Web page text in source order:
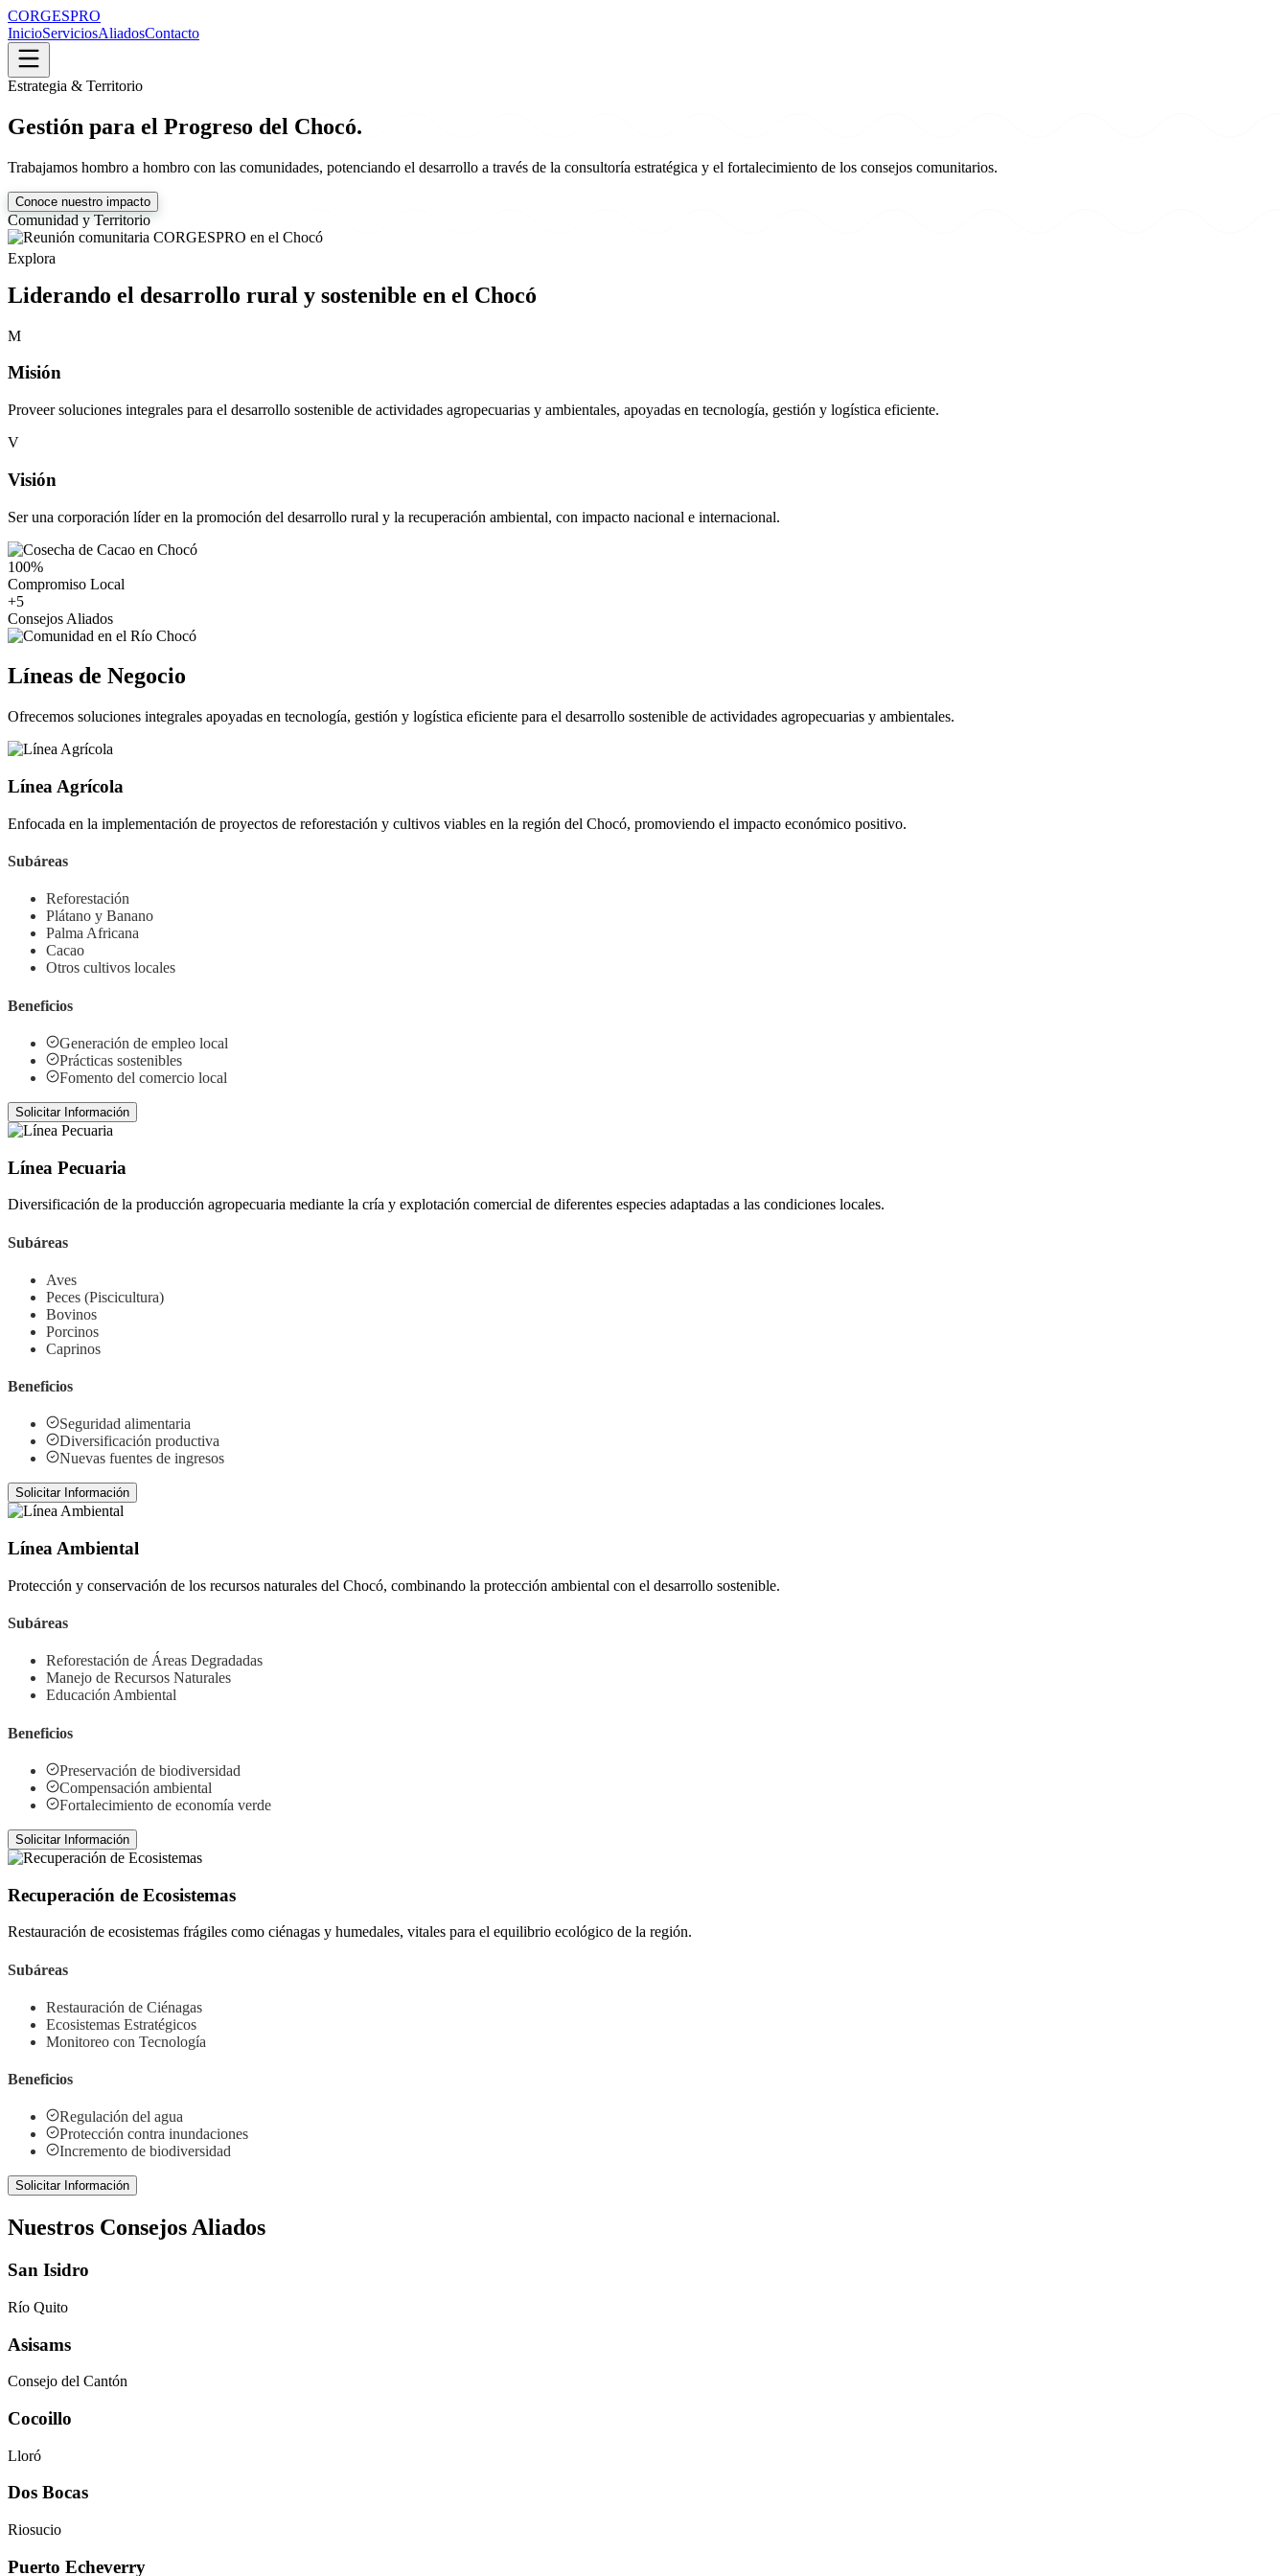
CORGESPRO
InicioServiciosAliadosContacto
Estrategia & Territorio
Gestión para el Progreso del Chocó.
Trabajamos hombro a hombro con las comunidades, potenciando el desarrollo a través de la consultoría estratégica y el fortalecimiento de los consejos comunitarios.
Conoce nuestro impacto
Comunidad y Territorio
Explora
Liderando el desarrollo rural y sostenible en el Chocó
M
Misión
Proveer soluciones integrales para el desarrollo sostenible de actividades agropecuarias y ambientales, apoyadas en tecnología, gestión y logística eficiente.
V
Visión
Ser una corporación líder en la promoción del desarrollo rural y la recuperación ambiental, con impacto nacional e internacional.
100%
Compromiso Local
+5
Consejos Aliados
Líneas de Negocio
Ofrecemos soluciones integrales apoyadas en tecnología, gestión y logística eficiente para el desarrollo sostenible de actividades agropecuarias y ambientales.
Línea Agrícola
Enfocada en la implementación de proyectos de reforestación y cultivos viables en la región del Chocó, promoviendo el impacto económico positivo.
Subáreas
Reforestación
Plátano y Banano
Palma Africana
Cacao
Otros cultivos locales
Beneficios
Generación de empleo local
Prácticas sostenibles
Fomento del comercio local
Solicitar Información
Línea Pecuaria
Diversificación de la producción agropecuaria mediante la cría y explotación comercial de diferentes especies adaptadas a las condiciones locales.
Subáreas
Aves
Peces (Piscicultura)
Bovinos
Porcinos
Caprinos
Beneficios
Seguridad alimentaria
Diversificación productiva
Nuevas fuentes de ingresos
Solicitar Información
Línea Ambiental
Protección y conservación de los recursos naturales del Chocó, combinando la protección ambiental con el desarrollo sostenible.
Subáreas
Reforestación de Áreas Degradadas
Manejo de Recursos Naturales
Educación Ambiental
Beneficios
Preservación de biodiversidad
Compensación ambiental
Fortalecimiento de economía verde
Solicitar Información
Recuperación de Ecosistemas
Restauración de ecosistemas frágiles como ciénagas y humedales, vitales para el equilibrio ecológico de la región.
Subáreas
Restauración de Ciénagas
Ecosistemas Estratégicos
Monitoreo con Tecnología
Beneficios
Regulación del agua
Protección contra inundaciones
Incremento de biodiversidad
Solicitar Información
Nuestros Consejos Aliados
San Isidro
Río Quito
Asisams
Consejo del Cantón
Cocoillo
Lloró
Dos Bocas
Riosucio
Puerto Echeverry